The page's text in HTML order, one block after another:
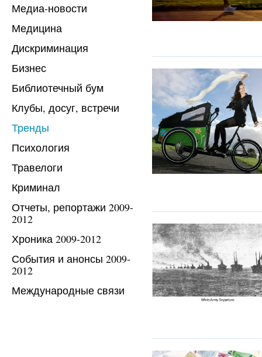
Медиа-новости
Медицина
Дискриминация
Бизнес
Библиотечный бум
Клубы, досуг, встречи
Тренды
Психология
Травелоги
Криминал
Отчеты, репортажи 2009-
2012
Хроника 2009-2012
События и анонсы 2009-
2012
Международные связи